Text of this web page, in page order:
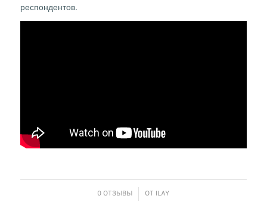
респондентов.
0 ОТЗЫВЫ
/ ОТ ILAY